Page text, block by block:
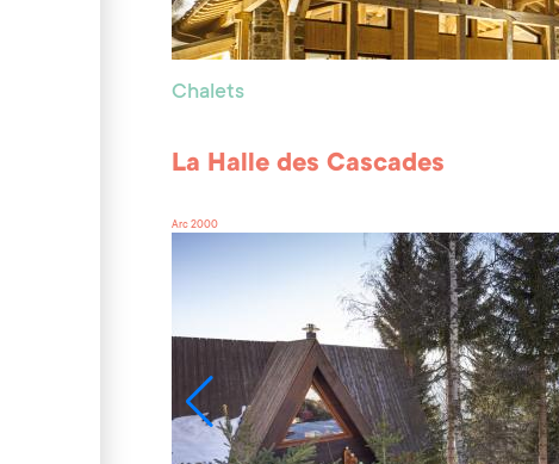
Chalets
La Halle des Cascades
Arc 2000